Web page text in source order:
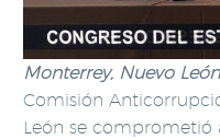
Monterrey, Nuevo
Comisión
León se comprometió